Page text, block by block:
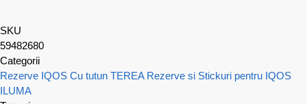
SKU
59482680
Categorii
Rezerve IQOS Cu tutun TEREA Rezerve si Stickuri pentru IQOS
ILUMA